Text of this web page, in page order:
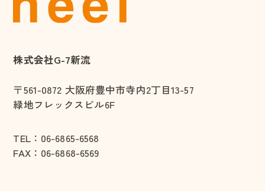
株式会社G-7新流
〒561-0872 大阪府豊中市寺内2丁目13-57
緑地フレックスビル6F
TEL： 06-6865-6568
FAX：06-6868-6569